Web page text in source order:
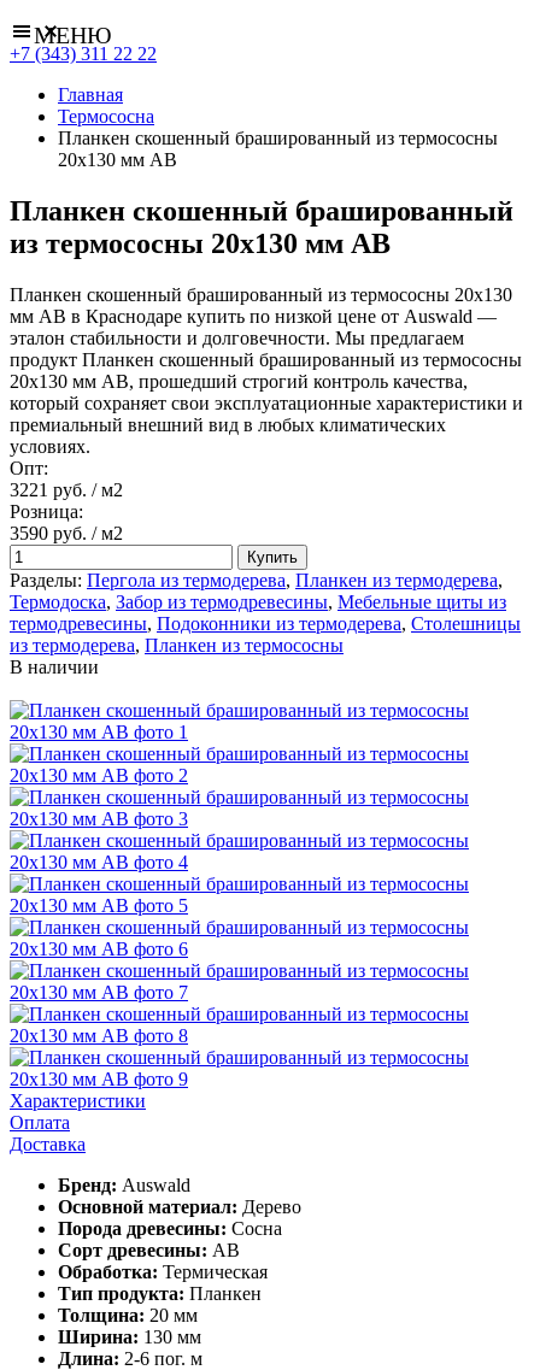
МЕНЮ
+7 (343) 311 22 22
Главная
Термососна
Планкен скошенный брашированный из термососны
20х130 мм АВ
Планкен скошенный брашированный
из термососны 20х130 мм АВ
Планкен скошенный брашированный из термососны 20х130
мм АВ в Краснодаре купить по низкой цене от Auswald —
эталон стабильности и долговечности. Мы предлагаем
продукт Планкен скошенный брашированный из термососны
20х130 мм АВ, прошедший строгий контроль качества,
который сохраняет свои эксплуатационные характеристики и
премиальный внешний вид в любых климатических
условиях.
Опт:
3221 руб. / м2
Розница:
3590 руб. / м2
Купить
Разделы: Пергола из термодерева, Планкен из термодерева,
Термодоска, Забор из термодревесины, Мебельные щиты из
термодревесины, Подоконники из термодерева, Столешницы
из термодерева, Планкен из термососны
В наличии
Характеристики
Оплата
Доставка
Бренд: Auswald
Основной материал: Дерево
Порода древесины: Сосна
Сорт древесины: АВ
Обработка: Термическая
Тип продукта: Планкен
Толщина: 20 мм
Ширина: 130 мм
Длина: 2-6 пог. м